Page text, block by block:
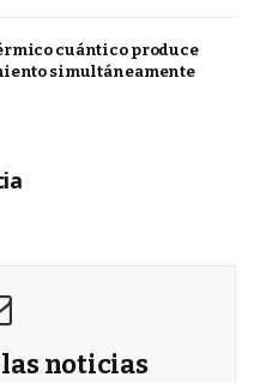
cuántico produce
simultáneamente
noticias